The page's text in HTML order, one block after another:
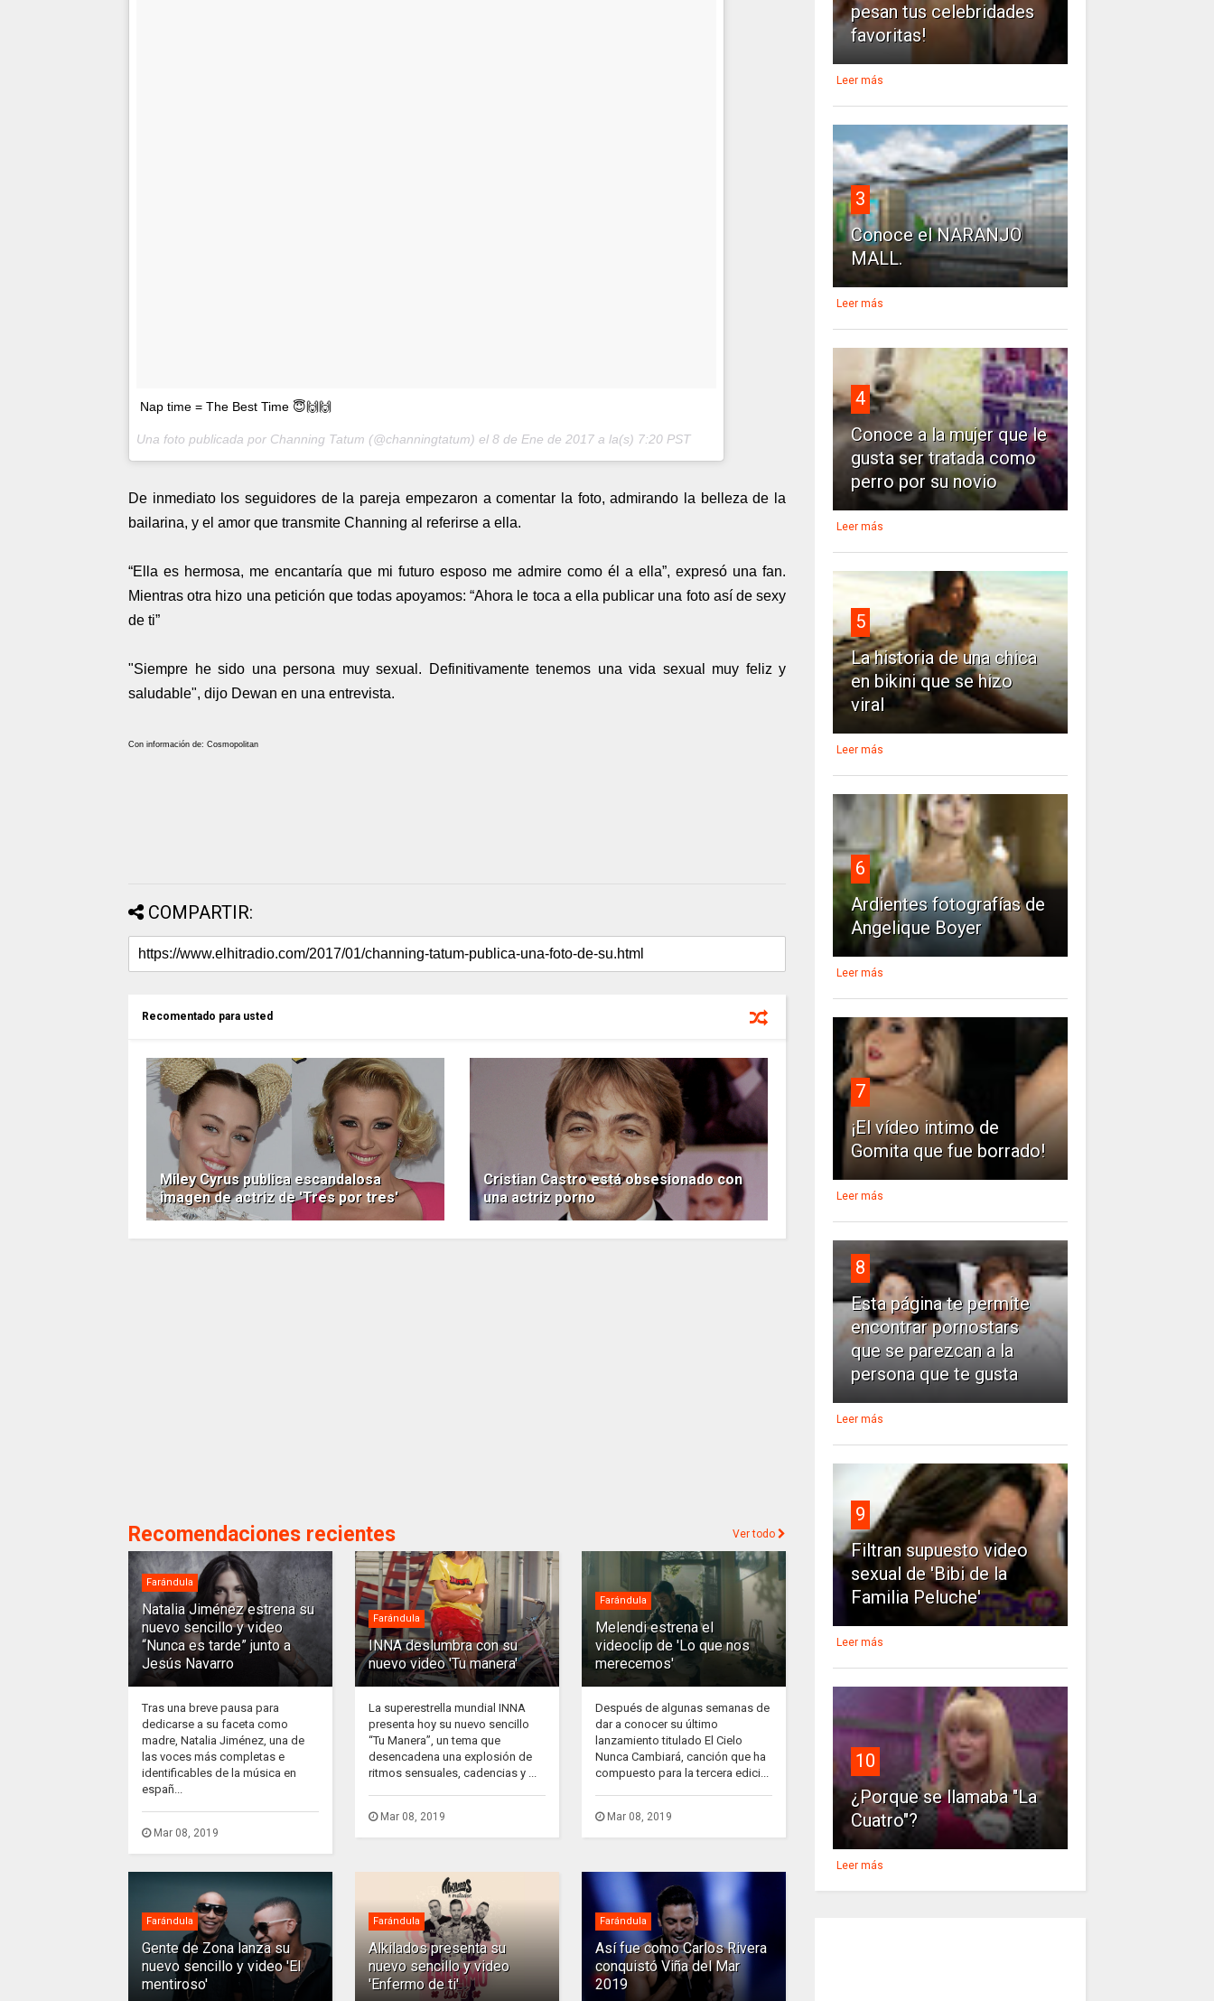
Nap time = The Best Time 😇🙌🙌
Una foto publicada por Channing Tatum (@channingtatum) el 8 de Ene de 2017 a la(s) 7:20 PST
De inmediato los seguidores de la pareja empezaron a comentar la foto, admirando la belleza de la
bailarina, y el amor que transmite Channing al referirse a ella.
“Ella es hermosa, me encantaría que mi futuro esposo me admire como él a ella”, expresó una fan.
Mientras otra hizo una petición que todas apoyamos: “Ahora le toca a ella publicar una foto así de sexy
de ti”
"Siempre he sido una persona muy sexual. Definitivamente tenemos una vida sexual muy feliz y
saludable", dijo Dewan en una entrevista.
Con información de: Cosmopolitan
COMPARTIR:
Recomentado para usted
Miley Cyrus publica escandalosa
imagen de actriz de 'Tres por tres'
Cristian Castro está obsesionado con
una actriz porno
Recomendaciones recientes Ver todo
Farándula
Natalia Jiménez estrena su
nuevo sencillo y video
“Nunca es tarde” junto a
Jesús Navarro
Tras una breve pausa para
dedicarse a su faceta como
madre, Natalia Jiménez, una de
las voces más completas e
identificables de la música en
españ...
Mar 08, 2019
Farándula
INNA deslumbra con su
nuevo video 'Tu manera'
La superestrella mundial INNA
presenta hoy su nuevo sencillo
“Tu Manera”, un tema que
desencadena una explosión de
ritmos sensuales, cadencias y ...
Mar 08, 2019
Farándula
Melendi estrena el
videoclip de 'Lo que nos
merecemos'
Después de algunas semanas de
dar a conocer su último
lanzamiento titulado El Cielo
Nunca Cambiará, canción que ha
compuesto para la tercera edici...
Mar 08, 2019
Farándula
Gente de Zona lanza su
nuevo sencillo y video 'El
mentiroso'
Farándula
Alkilados presenta su
nuevo sencillo y video
'Enfermo de ti'
Farándula
Así fue como Carlos Rivera
conquistó Viña del Mar
2019
pesan tus celebridades
favoritas!
Leer más
3
Conoce el NARANJO
MALL.
Leer más
4
Conoce a la mujer que le
gusta ser tratada como
perro por su novio
Leer más
5
La historia de una chica
en bikini que se hizo
viral
Leer más
6
Ardientes fotografías de
Angelique Boyer
Leer más
7
¡El vídeo intimo de
Gomita que fue borrado!
Leer más
8
Esta página te permite
encontrar pornostars
que se parezcan a la
persona que te gusta
Leer más
9
Filtran supuesto video
sexual de 'Bibi de la
Familia Peluche'
Leer más
10
¿Porque se llamaba "La
Cuatro"?
Leer más